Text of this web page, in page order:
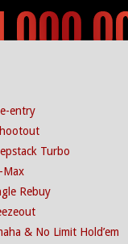
entry
Turbo
Max
Rebuy
& No Limit Hold’em